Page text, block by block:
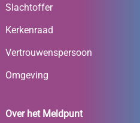
Slachtoffer
Kerkenraad
Vertrouwenspersoon
Omgeving
Over het Meldpunt